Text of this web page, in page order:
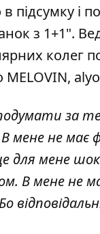
підсумку
з 1+1".
колег
за
мене не
для мене
В мене не